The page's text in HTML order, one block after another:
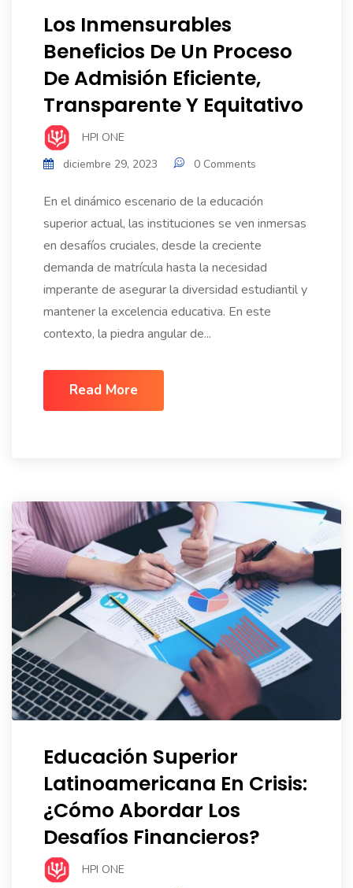
Los Inmensurables
Beneficios De Un Proceso
De Admisión Eficiente,
Transparente Y Equitativo
HPI ONE
diciembre 29, 2023
0 Comments
En el dinámico escenario de la educación
superior actual, las instituciones se ven inmersas
en desafíos cruciales, desde la creciente
demanda de matrícula hasta la necesidad
imperante de asegurar la diversidad estudiantil y
mantener la excelencia educativa. En este
contexto, la piedra angular de...
Read More
Educación Superior
Latinoamericana En Crisis:
¿Cómo Abordar Los
Desafíos Financieros?
HPI ONE